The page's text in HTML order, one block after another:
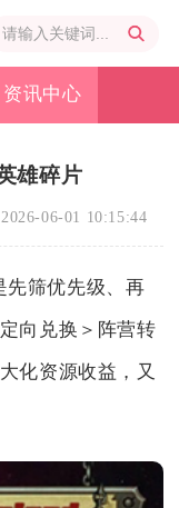
资讯中心
雄碎片
2026-06-01 10:15:44
先筛优先级、再
向兑换＞阵营转
化资源收益，又